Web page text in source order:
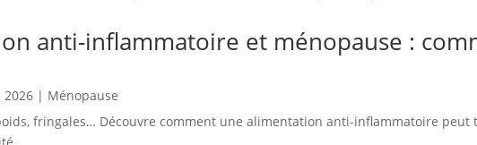
anti-inflammatoire et ménopause :
2026 | Ménopause
fringales… Découvre comment une alimentation anti-inflammatoire peut